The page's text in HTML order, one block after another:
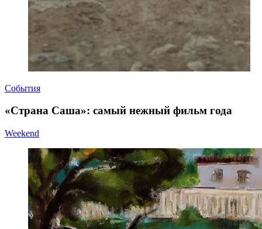
События
«Страна Саша»: самый нежный фильм года
Weekend